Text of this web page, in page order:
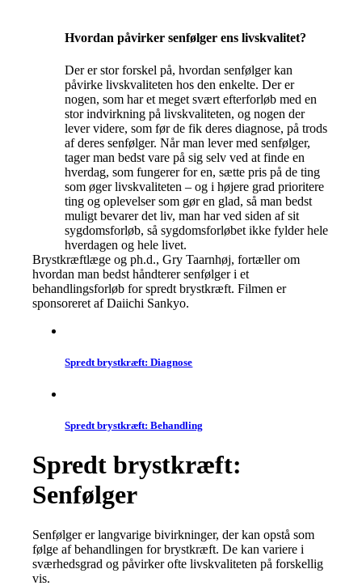
Hvordan påvirker senfølger ens livskvalitet?
Der er stor forskel på, hvordan senfølger kan
påvirke livskvaliteten hos den enkelte. Der er
nogen, som har et meget svært efterforløb med en
stor indvirkning på livskvaliteten, og nogen der
lever videre, som før de fik deres diagnose, på trods
af deres senfølger. Når man lever med senfølger,
tager man bedst vare på sig selv ved at finde en
hverdag, som fungerer for en, sætte pris på de ting
som øger livskvaliteten – og i højere grad prioritere
ting og oplevelser som gør en glad, så man bedst
muligt bevarer det liv, man har ved siden af sit
sygdomsforløb, så sygdomsforløbet ikke fylder hele
hverdagen og hele livet.
Brystkræftlæge og ph.d., Gry Taarnhøj, fortæller om
hvordan man bedst håndterer senfølger i et
behandlingsforløb for spredt brystkræft. Filmen er
sponsoreret af Daiichi Sankyo.
Spredt brystkræft: Diagnose
Spredt brystkræft: Behandling
Spredt brystkræft:
Senfølger
Senfølger er langvarige bivirkninger, der kan opstå som
følge af behandlingen for brystkræft. De kan variere i
sværhedsgrad og påvirker ofte livskvaliteten på forskellig
vis.